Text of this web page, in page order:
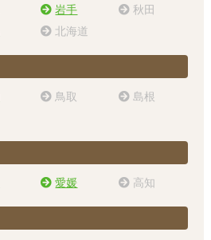
岩手
秋田
北海道
鳥取
島根
愛媛 高知